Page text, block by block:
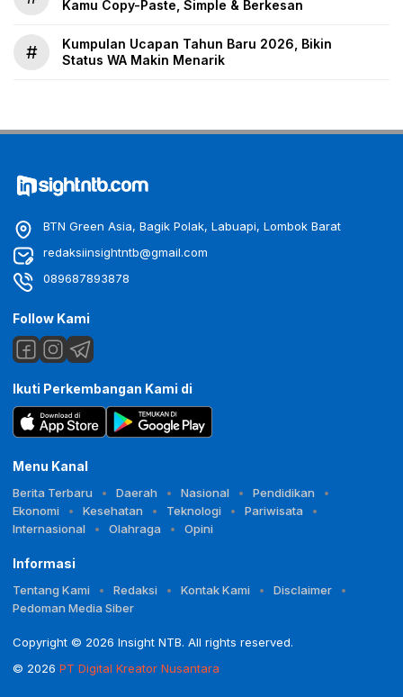
Kamu Copy-Paste, Simple & Berkesan
#
Kumpulan Ucapan Tahun Baru 2026, Bikin
Status WA Makin Menarik
BTN Green Asia, Bagik Polak, Labuapi, Lombok Barat
redaksiinsightntb@gmail.com
089687893878
Follow Kami
Ikuti Perkembangan Kami di
Menu Kanal
Berita Terbaru Daerah Nasional
Pendidikan
Ekonomi
Kesehatan Teknologi
Pariwisata
Internasional
Olahraga Opini
Informasi
Tentang Kami Redaksi Kontak Kami
Disclaimer
Pedoman Media Siber
Copyright © 2026 Insight NTB. All rights reserved.
© 2026 PT Digital Kreator Nusantara